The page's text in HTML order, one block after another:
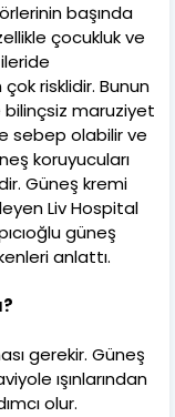
başında
çocukluk ve
risklidir. Bunun
bilinçsiz maruziyet
sebep olabilir ve
koruyucuları
Güneş kremi
Liv Hospital
güneş
anlattı.
gerekir. Güneş
ışınlarından
olur.